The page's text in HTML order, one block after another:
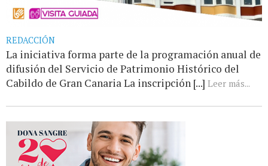
REDACCIÓN
La iniciativa forma parte de la programación anual de
difusión del Servicio de Patrimonio Histórico del
Cabildo de Gran Canaria La inscripción [...] Leer más...